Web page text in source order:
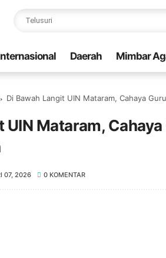
Daerah Mimbar
Di Bawah Langit UIN Mataram, Cahaya
UIN Mataram,
07, 2026 0 KOMENTAR